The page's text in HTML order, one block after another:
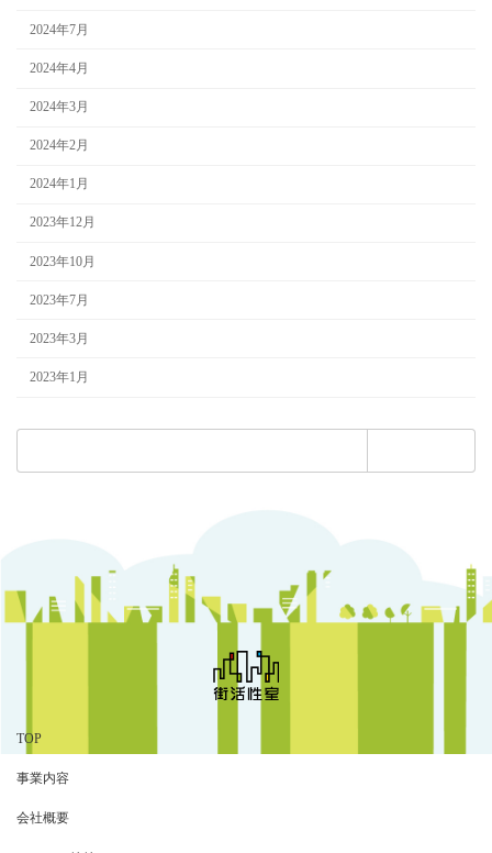
2024年7月
2024年4月
2024年3月
2024年2月
2024年1月
2023年12月
2023年10月
2023年7月
2023年3月
2023年1月
検
TOP
事業内容
会社概要